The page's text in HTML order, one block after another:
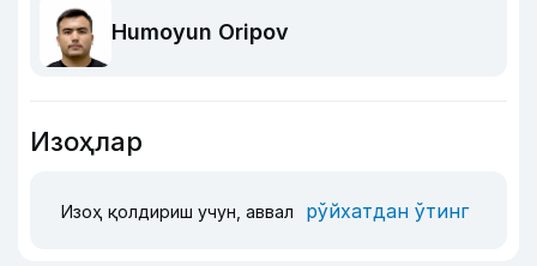
Humoyun Oripov
Изоҳлар
Изоҳ қолдириш учун, аввал рўйхатдан ўтинг